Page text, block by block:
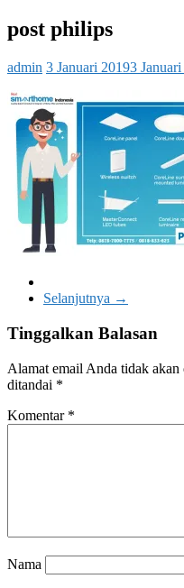
post philips
admin 3 Januari 20193
Selanjutnya →
Tinggalkan Balasan
Alamat email Anda tidak
ditandai *
Komentar *
Nama